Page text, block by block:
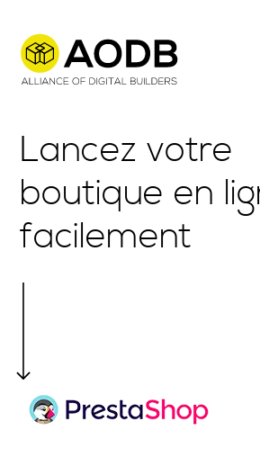
Lancez votre
boutique en
facilement